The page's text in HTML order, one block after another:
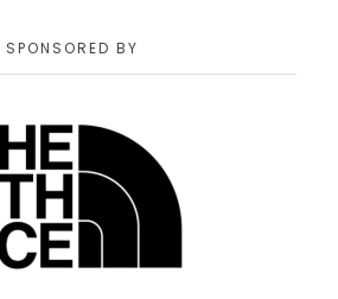
SPONSORED BY